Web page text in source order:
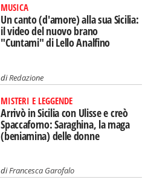
MUSICA
Un canto (d'amore) alla sua Sicilia:
il video del nuovo brano
"Cuntami" di Lello Analfino
diRedazione
MISTERI E LEGGENDE
Arrivò in Sicilia con Ulisse e creò
Spaccaforno: Saraghina, la maga
(beniamina) delle donne
diFrancesca Garofalo